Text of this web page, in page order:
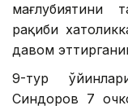
мағлубиятини
рақиби
давом
9-тур
Синдоров 7